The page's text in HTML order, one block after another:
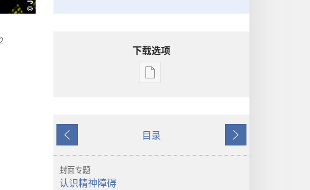
下载选项
电
物
上
一
页
目录
下
一
封面专题
认识精神障碍